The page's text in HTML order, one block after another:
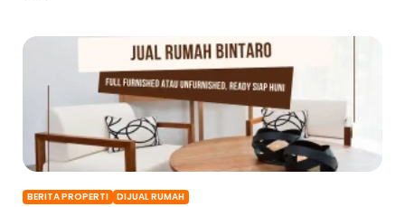
BERITA PROPERTI DIJUAL RUMAH